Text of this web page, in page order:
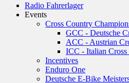
Radio Fahrerlager
Events
Cross Country
GCC - Deutsche
ACC - Austrian
ICC - Italian
Incentives
Enduro One
Deutsche E-Bike